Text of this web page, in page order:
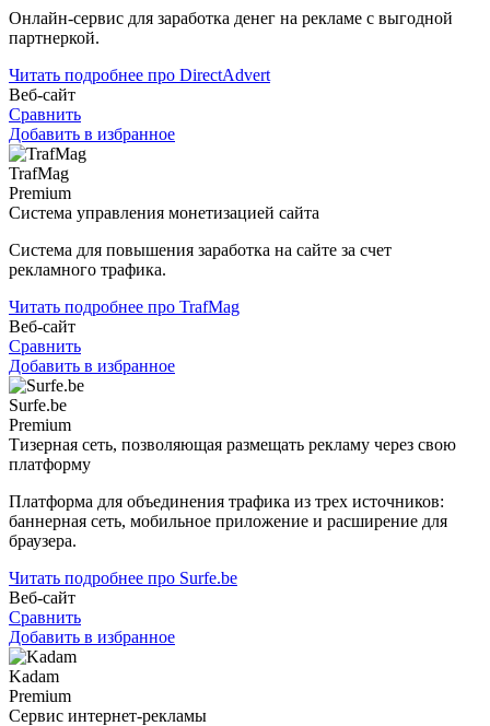
Онлайн-сервис для заработка денег на рекламе с выгодной
партнеркой.
Читать подробнее про DirectAdvert
Веб-сайт
Сравнить
Добавить в избранное
TrafMag
Premium
Система управления монетизацией сайта
Система для повышения заработка на сайте за счет
рекламного трафика.
Читать подробнее про TrafMag
Веб-сайт
Сравнить
Добавить в избранное
Surfe.be
Premium
Тизерная сеть, позволяющая размещать рекламу через свою
платформу
Платформа для объединения трафика из трех источников:
баннерная сеть, мобильное приложение и расширение для
браузера.
Читать подробнее про Surfe.be
Веб-сайт
Сравнить
Добавить в избранное
Kadam
Premium
Сервис интернет-рекламы